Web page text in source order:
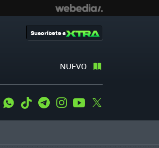
NUEVO
Suscríbete a
WhatsApp
Tiktok TelegramInstagramYoutube